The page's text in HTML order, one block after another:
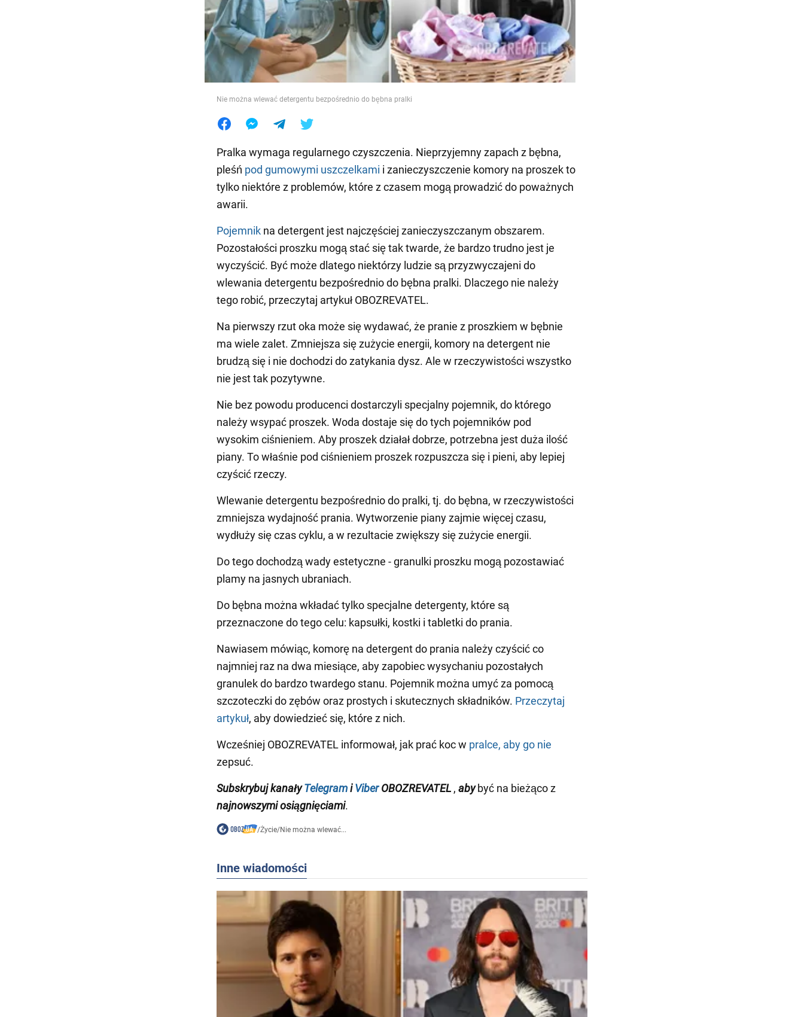
Jedzenie
Nie można wlewać detergentu bezpośrednio do bębna pralki
Pralka wymaga regularnego czyszczenia. Nieprzyjemny zapach z bębna,
pleśń pod gumowymi uszczelkami i zanieczyszczenie komory na proszek to
tylko niektóre z problemów, które z czasem mogą prowadzić do poważnych
awarii.
Pojemnik na detergent jest najczęściej zanieczyszczanym obszarem.
Pozostałości proszku mogą stać się tak twarde, że bardzo trudno jest je
wyczyścić. Być może dlatego niektórzy ludzie są przyzwyczajeni do
wlewania detergentu bezpośrednio do bębna pralki. Dlaczego nie należy
tego robić, przeczytaj artykuł OBOZREVATEL.
Na pierwszy rzut oka może się wydawać, że pranie z proszkiem w bębnie
ma wiele zalet. Zmniejsza się zużycie energii, komory na detergent nie
brudzą się i nie dochodzi do zatykania dysz. Ale w rzeczywistości wszystko
nie jest tak pozytywne.
Nie bez powodu producenci dostarczyli specjalny pojemnik, do którego
należy wsypać proszek. Woda dostaje się do tych pojemników pod
wysokim ciśnieniem. Aby proszek działał dobrze, potrzebna jest duża ilość
piany. To właśnie pod ciśnieniem proszek rozpuszcza się i pieni, aby lepiej
czyścić rzeczy.
Wlewanie detergentu bezpośrednio do pralki, tj. do bębna, w rzeczywistości
zmniejsza wydajność prania. Wytworzenie piany zajmie więcej czasu,
wydłuży się czas cyklu, a w rezultacie zwiększy się zużycie energii.
Do tego dochodzą wady estetyczne - granulki proszku mogą pozostawiać
plamy na jasnych ubraniach.
Do bębna można wkładać tylko specjalne detergenty, które są
przeznaczone do tego celu: kapsułki, kostki i tabletki do prania.
Nawiasem mówiąc, komorę na detergent do prania należy czyścić co
najmniej raz na dwa miesiące, aby zapobiec wysychaniu pozostałych
granulek do bardzo twardego stanu. Pojemnik można umyć za pomocą
szczoteczki do zębów oraz prostych i skutecznych składników. Przeczytaj
artykuł, aby dowiedzieć się, które z nich.
Wcześniej OBOZREVATEL informował, jak prać koc w pralce, aby go nie
zepsuć.
SubskrybujkanałyTelegramiViberOBOZREVATEL , abybyć na bieżąco z
najnowszymi osiągnięciami.
/Życie/Nie można wlewać...
Inne wiadomości